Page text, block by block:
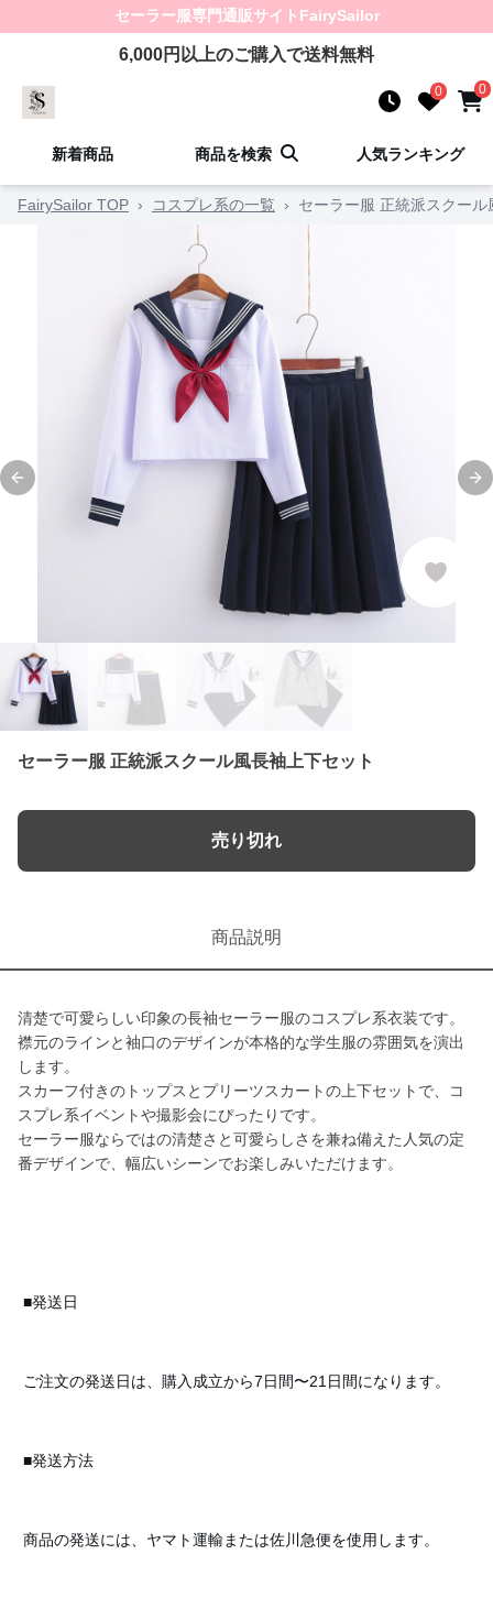
セーラー服専門通販サイト FairySailor
6,000円以上のご購入で送料無料
0 0
新着商品 商品を検索 人気ランキング
FairySailor TOP › コスプレ系の一覧 › セーラー服 正統派スクー
Previous slide
セーラー服 正統派スクール風長袖上下セット
売り切れ
商品説明
清楚で可愛らしい印象の長袖セーラー服のコスプレ系衣装です。
襟元のラインと袖口のデザインが本格的な学生服の雰囲気を演出
します。
スカーフ付きのトップスとプリーツスカートの上下セットで、コ
スプレ系イベントや撮影会にぴったりです。
セーラー服ならではの清楚さと可愛らしさを兼ね備えた人気の定
番デザインで、幅広いシーンでお楽しみいただけます。
■発送日
ご注文の発送日は、購入成立から7日間〜21日間になります。
■発送方法
商品の発送には、ヤマト運輸または佐川急便を使用します。